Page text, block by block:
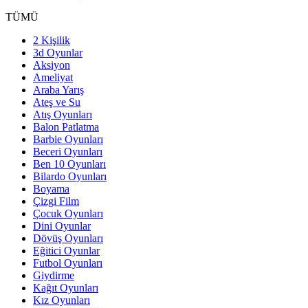
TÜMÜ
2 Kişilik
3d Oyunlar
Aksiyon
Ameliyat
Araba Yarış
Ateş ve Su
Atış Oyunları
Balon Patlatma
Barbie Oyunları
Beceri Oyunları
Ben 10 Oyunları
Bilardo Oyunları
Boyama
Çizgi Film
Çocuk Oyunları
Dini Oyunlar
Dövüş Oyunları
Eğitici Oyunlar
Futbol Oyunları
Giydirme
Kağıt Oyunları
Kız Oyunları